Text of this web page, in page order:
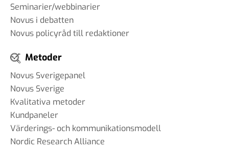
Seminarier/webbinarier
Novus i debatten
Novus policyråd till redaktioner
Metoder
Novus Sverigepanel
Novus Sverige
Kvalitativa metoder
Kundpaneler
Värderings- och kommunikationsmodell
Nordic Research Alliance